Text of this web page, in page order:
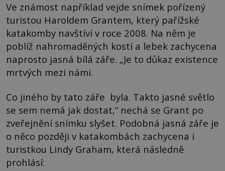
Ve známost například vejde snímek pořízený
turistou Haroldem Grantem, který pařížské
katakomby navštíví v roce 2008. Na něm je
poblíž nahromaděných kostí a lebek zachycena
naprosto jasná bílá záře. „Je to důkaz existence
mrtvých mezi námi.
Co jiného by tato záře byla. Takto jasné světlo
se sem nemá jak dostat,“ nechá se Grant po
zveřejnění snímku slyšet. Podobná jasná záře je
o něco později v katakombách zachycena i
turistkou Lindy Graham, která následně
prohlásí: